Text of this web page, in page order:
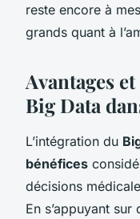
reste encore à
grands quant à
Avantages
Big Data
L’intégration du
bénéfices
décisions
En s’appuyant